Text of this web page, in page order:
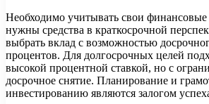
Необходимо учитывать свои
нужны средства в краткосрочной
выбрать вклад с возможностью
процентов. Для долгосрочных целей
высокой процентной ставкой, но с
досрочное снятие. Планирование и
инвестированию являются залогом